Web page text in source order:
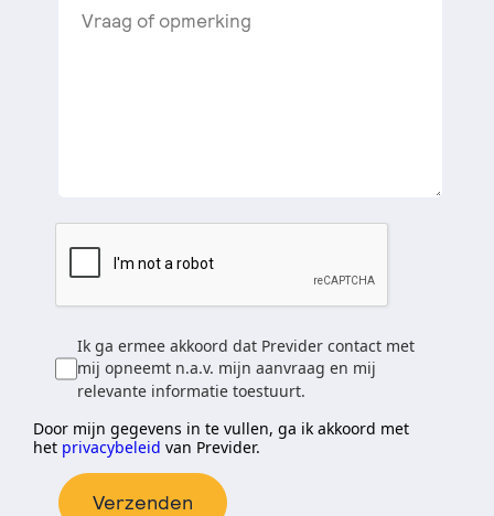
Ik ga ermee akkoord dat Previder contact met
mij opneemt n.a.v. mijn aanvraag en mij
relevante informatie toestuurt.
Door mijn gegevens in te vullen, ga ik akkoord met
het privacybeleid van Previder.
Verzenden